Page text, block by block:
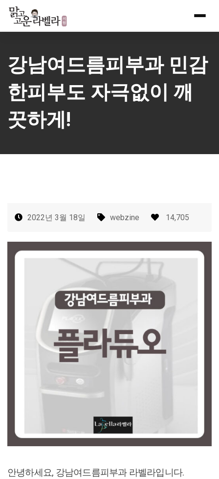
Skip
content
강남여드름피부과 민감
한피부도 자극없이 깨
끗하게!
2022년 3월 18일 webzine 14,705
안녕하세요, 강남여드름피부과 라벨라입니다.